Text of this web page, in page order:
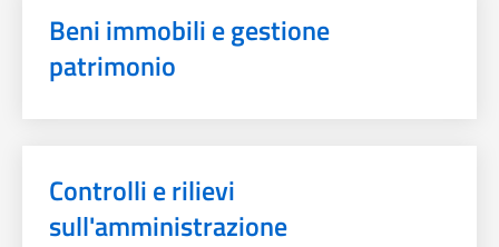
Beni immobili e gestione
patrimonio
Controlli e rilievi
sull'amministrazione